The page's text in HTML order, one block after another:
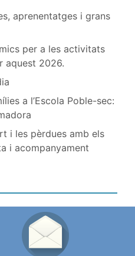
aprenentatges i grans
per a les activitats
aquest 2026.
a l’Escola Poble-sec:
i les pèrdues amb els
i acompanyament